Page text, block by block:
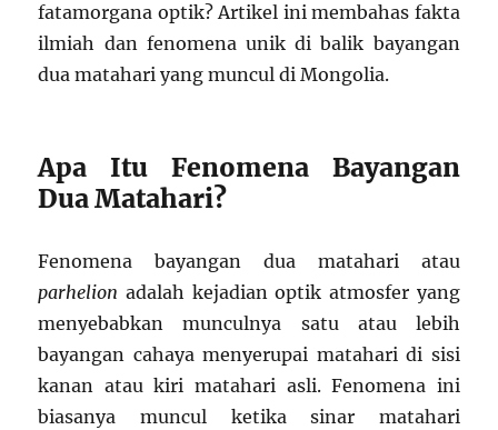
fatamorgana optik? Artikel ini membahas fakta
ilmiah dan fenomena unik di balik bayangan
dua matahari yang muncul di Mongolia.
Apa Itu Fenomena Bayangan
Dua Matahari?
Fenomena bayangan dua matahari atau
parhelion adalah kejadian optik atmosfer yang
menyebabkan munculnya satu atau lebih
bayangan cahaya menyerupai matahari di sisi
kanan atau kiri matahari asli. Fenomena ini
biasanya muncul ketika sinar matahari